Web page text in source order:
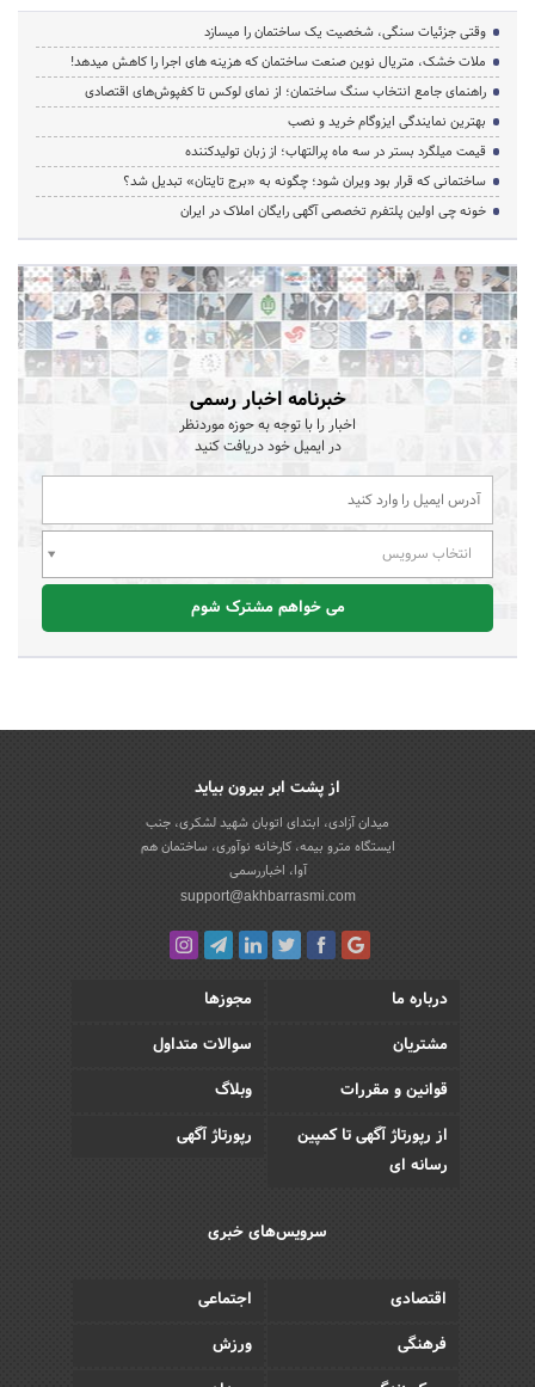
وقتی جزئیات سنگی، شخصیت یک ساختمان را میسازد
ملات خشک، متریال نوین صنعت ساختمان که هزینه‌ های اجرا را کاهش میدهد!
راهنمای جامع انتخاب سنگ ساختمان؛ از نمای لوکس تا کفپوش‌های اقتصادی
بهترین نمایندگی ایزوگام خرید و نصب
قیمت میلگرد بستر در سه ماه پرالتهاب؛ از زبان تولیدکننده
ساختمانی که قرار بود ویران شود؛ چگونه به «برج تایتان» تبدیل شد؟
خونه چی اولین پلتفرم تخصصی آگهی رایگان املاک در ایران
خبرنامه اخبار رسمی
اخبار را با توجه به حوزه موردنظر
در ایمیل خود دریافت کنید
انتخاب سرویس
می خواهم مشترک شوم
از پشت ابر بیرون بیاید
میدان آزادی، ابتدای اتوبان شهید لشکری، جنب
ایستگاه مترو بیمه، کارخانه نوآوری، ساختمان هم
آوا، اخباررسمی
support@akhbarrasmi.com
درباره ما
مجوزها
مشتریان
سوالات متداول
قوانین و مقررات
وبلاگ
از رپورتاژ آگهی تا کمپین
رسانه ای
رپورتاژ آگهی
سرویس‌های خبری
اقتصادی
اجتماعی
فرهنگی
ورزش